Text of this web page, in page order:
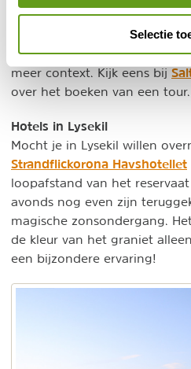
Selectie
Al met al is dit
waard. Zeker als je met een
meer context. Kijk eens bij
over het boeken van een tour.
Hotels in Lysekil
Mocht je in Lysekil willen
Strandflickorona Havshotellet
loopafstand van het
avonds nog even zijn
magische zonsondergang.
de kleur van het graniet
een bijzondere ervaring!